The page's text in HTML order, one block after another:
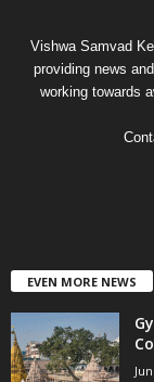
Vishwa Samvad
providing news
working towards
EVEN MORE NEWS